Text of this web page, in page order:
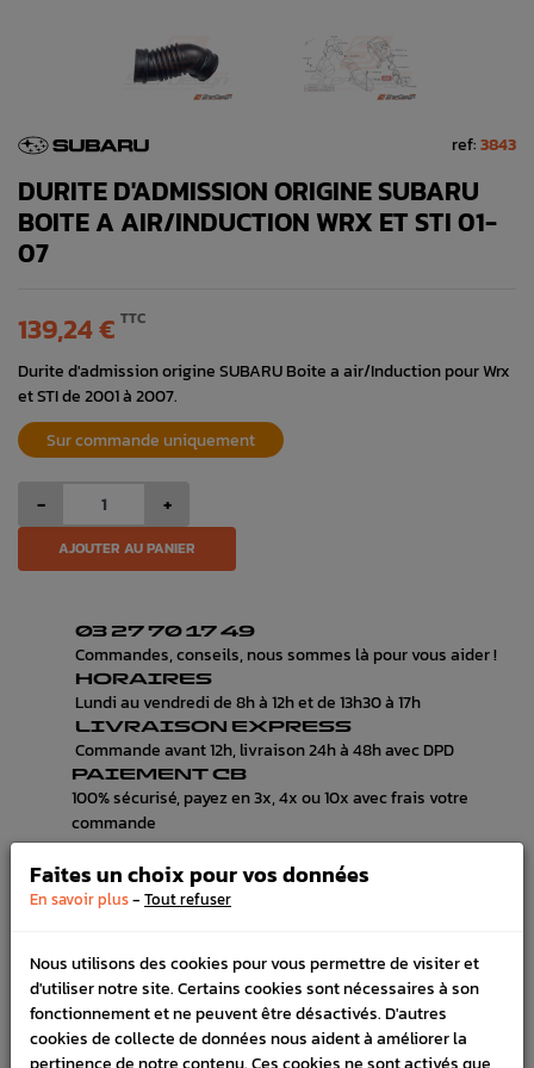
ref:3843
DURITE D'ADMISSION ORIGINE SUBARU
BOITE A AIR/INDUCTION WRX ET STI 01-
07
139,24 € TTC
Durite d'admission origine SUBARU Boite a air/Induction pour Wrx
et STI de 2001 à 2007.
Sur commande uniquement
- +
AJOUTER AU PANIER
03 27 70 17 49
Commandes, conseils, nous sommes là pour vous aider !
HORAIRES
Lundi au vendredi de 8h à 12h et de 13h30 à 17h
LIVRAISON EXPRESS
Commande avant 12h, livraison 24h à 48h avec DPD
PAIEMENT CB
100% sécurisé, payez en 3x, 4x ou 10x avec frais votre
commande
DÉTAILS DU PRODUIT
LIVRAISON
VÉHICULES COMPATIBLE
SCHÉMA CONSTRUCTEUR
Faites un choix pour vos données
En savoir plus- Tout refuser
Nous utilisons des cookies pour vous permettre de visiter et
d'utiliser notre site. Certains cookies sont nécessaires à son
fonctionnement et ne peuvent être désactivés. D'autres
cookies de collecte de données nous aident à améliorer la
pertinence de notre contenu. Ces cookies ne sont activés que